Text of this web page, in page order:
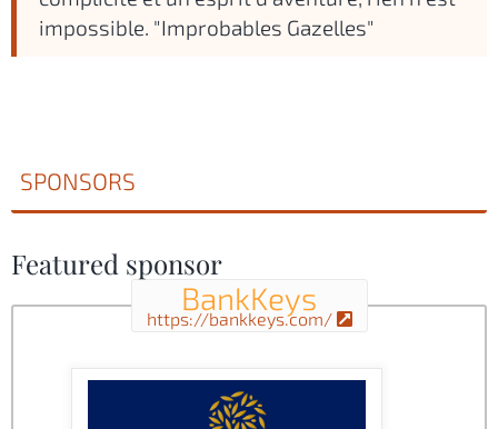
impossible. "Improbables Gazelles"
SPONSORS
Featured sponsor
BankKeys
https://bankkeys.com/